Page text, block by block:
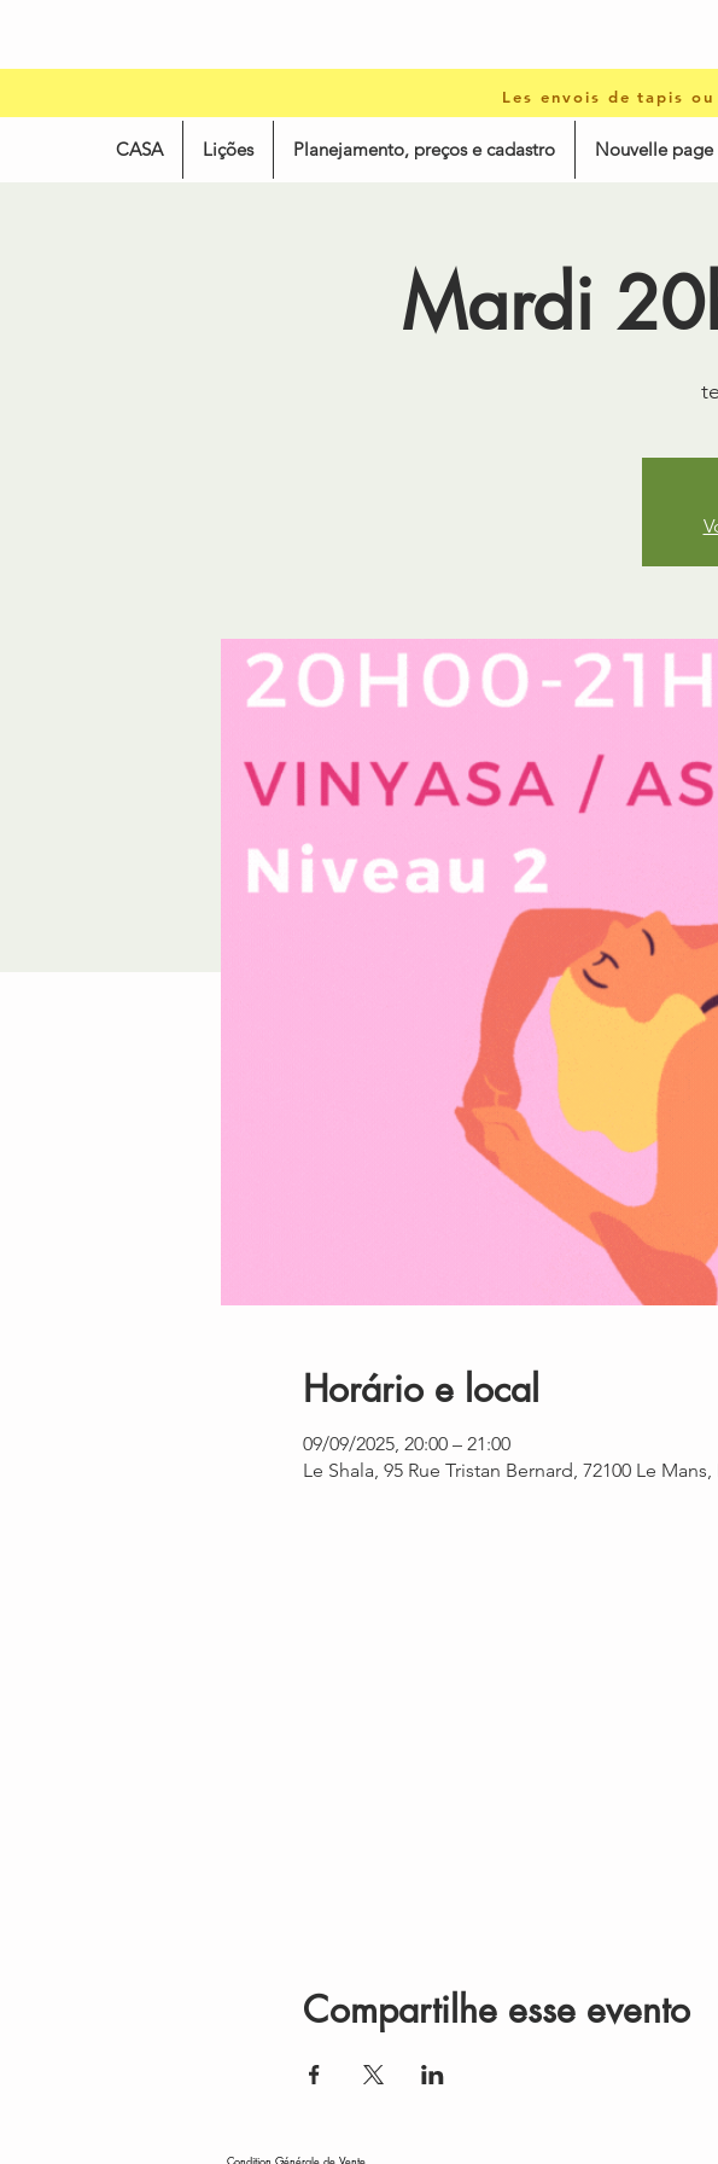
Les envois de tapis
CASA Lições Planejamento, preços e cadastro Nouvelle page
Mardi
Horário e local
09/09/2025, 20:00 – 21:00
Le Shala, 95 Rue Tristan Bernard, 72100 Le Mans,
Compartilhe esse evento